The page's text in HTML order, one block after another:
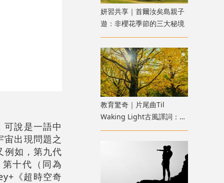
說是一語中
出現問題之
例如，第九代
十代（ 同為
《超時空奇
妍習共享｜首爾汝矣島親子
遊：非櫻花季節的三大秘境
教育驚奇｜片尾曲Til
Waking Light古風譯詞：
《寂靜的朋友》雜談七